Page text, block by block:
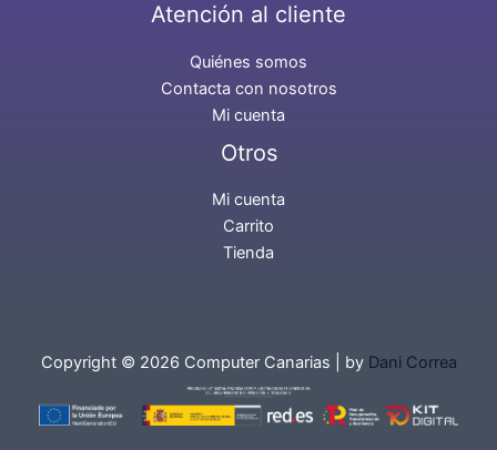
Atención al cliente
Quiénes somos
Contacta con nosotros
Mi cuenta
Otros
Mi cuenta
Carrito
Tienda
Copyright © 2026 Computer Canarias | by Dani Correa